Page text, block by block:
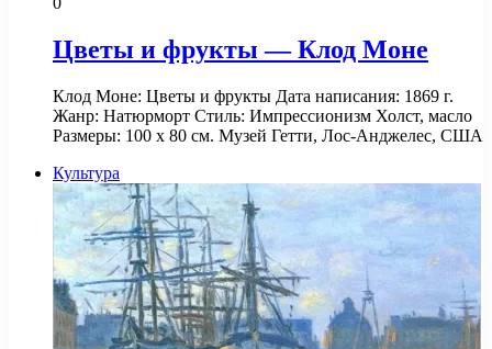
Цветы и фрукты — Клод Моне
Клод Моне: Цветы и фрукты Дата написания: 1869 г.
Жанр: Натюрморт Стиль: Импрессионизм Холст, масло
Размеры: 100 х 80 см. Музей Гетти, Лос-Анджелес, США
Культура